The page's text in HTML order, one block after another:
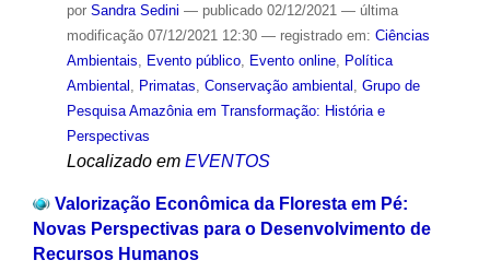
por Sandra Sedini — publicado02/12/2021 — última
modificação07/12/2021 12:30 — registrado em: Ciências
Ambientais, Evento público, Evento online, Política
Ambiental , Primatas, Conservação ambiental , Grupo de
Pesquisa Amazônia em Transformação: História e
Perspectivas
Localizado em EVENTOS
Valorização Econômica da Floresta em Pé:
Novas Perspectivas para o Desenvolvimento de
Recursos Humanos